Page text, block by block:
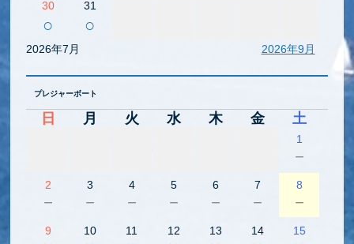
30
○
31
○
2026年7月 2026年9月
プレジャーボート
日 月 火 水 木 金 土
1
－
2
－
3
－
4
－
5
－
6
－
7
－
8
－
9 10 11 12 13 14 15